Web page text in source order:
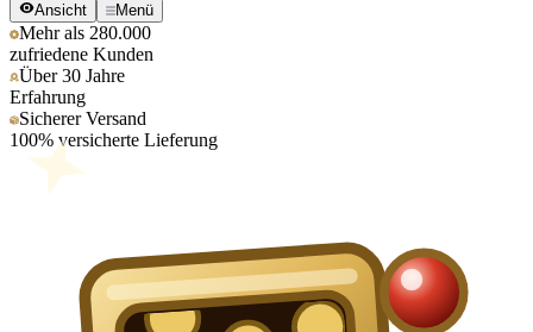
Ansicht Menü
Mehr als 280.000
zufriedene Kunden
Über 30 Jahre
Erfahrung
Sicherer Versand
100% versicherte Lieferung